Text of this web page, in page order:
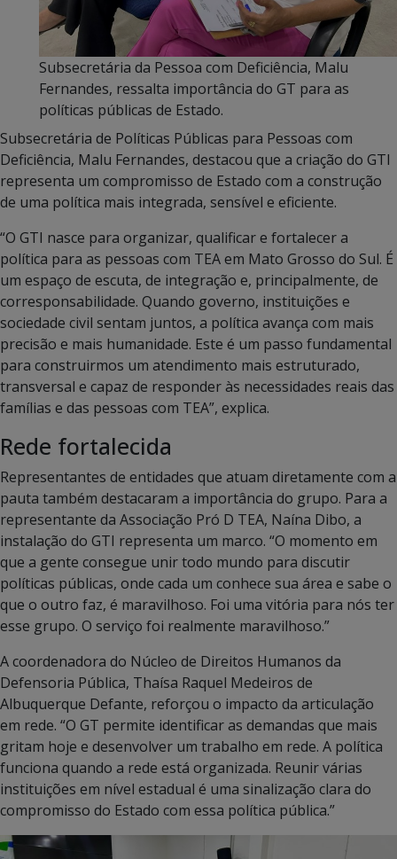
Subsecretária da Pessoa com Deficiência, Malu
Fernandes, ressalta importância do GT para as
políticas públicas de Estado.
Subsecretária de Políticas Públicas para Pessoas com
Deficiência, Malu Fernandes, destacou que a criação do GTI
representa um compromisso de Estado com a construção
de uma política mais integrada, sensível e eficiente.
“O GTI nasce para organizar, qualificar e fortalecer a
política para as pessoas com TEA em Mato Grosso do Sul. É
um espaço de escuta, de integração e, principalmente, de
corresponsabilidade. Quando governo, instituições e
sociedade civil sentam juntos, a política avança com mais
precisão e mais humanidade. Este é um passo fundamental
para construirmos um atendimento mais estruturado,
transversal e capaz de responder às necessidades reais das
famílias e das pessoas com TEA”, explica.
Rede fortalecida
Representantes de entidades que atuam diretamente com a
pauta também destacaram a importância do grupo. Para a
representante da Associação Pró D TEA, Naína Dibo, a
instalação do GTI representa um marco. “O momento em
que a gente consegue unir todo mundo para discutir
políticas públicas, onde cada um conhece sua área e sabe o
que o outro faz, é maravilhoso. Foi uma vitória para nós ter
esse grupo. O serviço foi realmente maravilhoso.”
A coordenadora do Núcleo de Direitos Humanos da
Defensoria Pública, Thaísa Raquel Medeiros de
Albuquerque Defante, reforçou o impacto da articulação
em rede. “O GT permite identificar as demandas que mais
gritam hoje e desenvolver um trabalho em rede. A política
funciona quando a rede está organizada. Reunir várias
instituições em nível estadual é uma sinalização clara do
compromisso do Estado com essa política pública.”